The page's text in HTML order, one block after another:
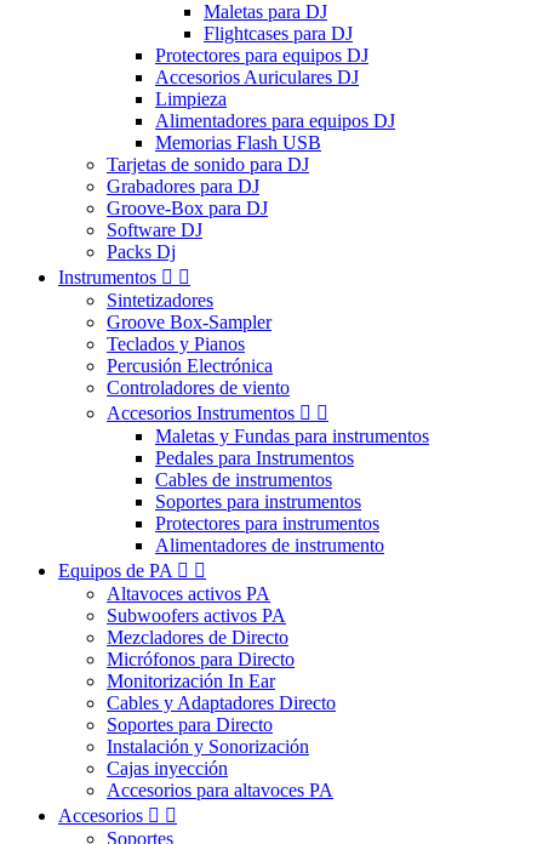
Maletas para DJ
Flightcases para DJ
Protectores para equipos DJ
Accesorios Auriculares DJ
Limpieza
Alimentadores para equipos DJ
Memorias Flash USB
Tarjetas de sonido para DJ
Grabadores para DJ
Groove-Box para DJ
Software DJ
Packs Dj
Instrumentos  
Sintetizadores
Groove Box-Sampler
Teclados y Pianos
Percusión Electrónica
Controladores de viento
Accesorios Instrumentos  
Maletas y Fundas para instrumentos
Pedales para Instrumentos
Cables de instrumentos
Soportes para instrumentos
Protectores para instrumentos
Alimentadores de instrumento
Equipos de PA  
Altavoces activos PA
Subwoofers activos PA
Mezcladores de Directo
Micrófonos para Directo
Monitorización In Ear
Cables y Adaptadores Directo
Soportes para Directo
Instalación y Sonorización
Cajas inyección
Accesorios para altavoces PA
Accesorios  
Soportes